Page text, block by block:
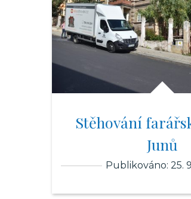
Stěhování
Junů
Publikováno: 25.